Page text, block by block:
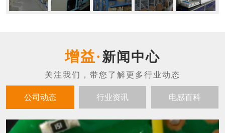
新闻中心
公司动态 行业资讯 电感百科